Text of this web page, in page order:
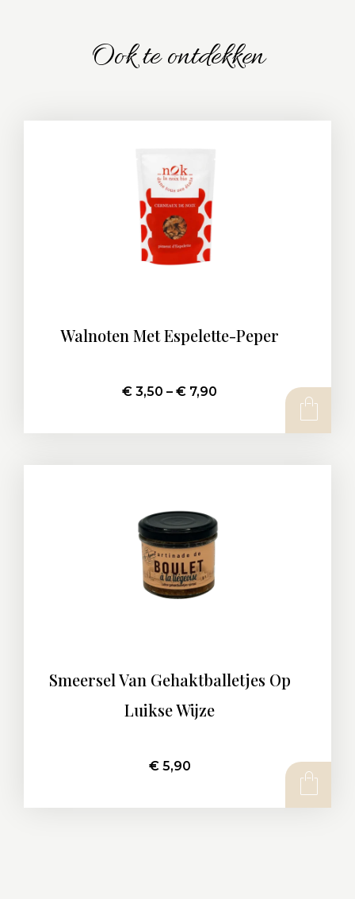
Ook te ontdekken
Walnoten Met Espelette-Peper
€ 3,50 – € 7,90
Smeersel Van Gehaktballetjes Op
Luikse Wijze
€5,90